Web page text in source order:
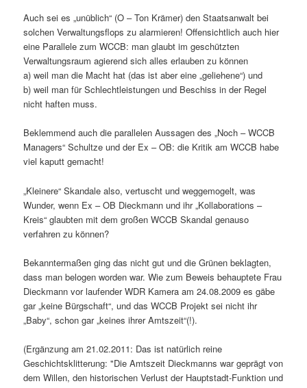
Auch sei es „unüblich“ (O – Ton Krämer) den Staatsanwalt bei
solchen Verwaltungsflops zu alarmieren! Offensichtlich auch hier
eine Parallele zum WCCB: man glaubt im geschützten
Verwaltungsraum agierend sich alles erlauben zu können
a) weil man die Macht hat (das ist aber eine „geliehene“) und
b) weil man für Schlechtleistungen und Beschiss in der Regel
nicht haften muss.
Beklemmend auch die parallelen Aussagen des „Noch – WCCB
Managers“ Schultze und der Ex – OB: die Kritik am WCCB habe
viel kaputt gemacht!
„Kleinere“ Skandale also, vertuscht und weggemogelt, was
Wunder, wenn Ex – OB Dieckmann und ihr „Kollaborations –
Kreis“ glaubten mit dem großen WCCB Skandal genauso
verfahren zu können?
Bekanntermaßen ging das nicht gut und die Grünen beklagten,
dass man belogen worden war. Wie zum Beweis behauptete Frau
Dieckmann vor laufender WDR Kamera am 24.08.2009 es gäbe
gar „keine Bürgschaft“, und das WCCB Projekt sei nicht ihr
„Baby“, schon gar „keines ihrer Amtszeit“(!).
(Ergänzung am 21.02.2011: Das ist natürlich reine
Geschichtsklitterung: "Die Amtszeit Dieckmanns war geprägt von
dem Willen, den historischen Verlust der Hauptstadt-Funktion und